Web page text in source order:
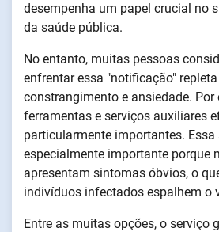
desempenha um papel crucial no
da saúde pública.
No entanto, muitas pessoas
enfrentar essa "notificação"
constrangimento e ansiedade. Por
ferramentas e serviços auxiliares
particularmente importantes.
especialmente importante porque
apresentam sintomas óbvios, o
indivíduos infectados espalhem o
Entre as muitas opções, o serviço